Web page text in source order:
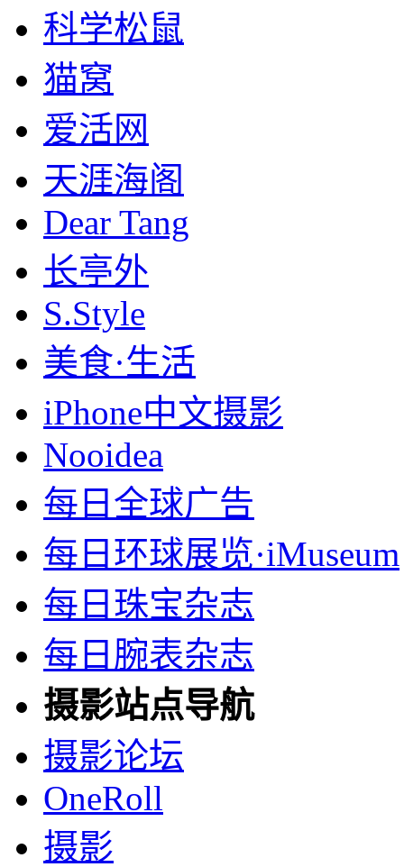
科学松鼠
猫窝
爱活网
天涯海阁
Dear Tang
长亭外
S.Style
美食·生活
iPhone中文摄影
Nooidea
每日全球广告
每日环球展览·iMuseum
每日珠宝杂志
每日腕表杂志
摄影站点导航
摄影论坛
OneRoll
摄影